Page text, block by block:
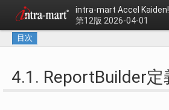
intra-mart Accel Kaiden!
第12版 2026-04-01
目次
4.1. ReportBuilder定